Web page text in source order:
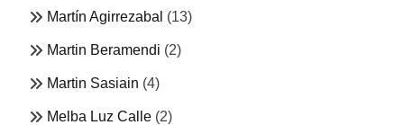
Martín Agirrezabal (13)
Martin Beramendi (2)
Martin Sasiain (4)
Melba Luz Calle (2)